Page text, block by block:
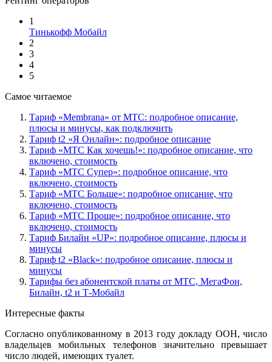
1
Тинькофф Мобайл
2
3
4
5
Самое читаемое
Тариф «Membrana» от МТС: подробное описание,
плюсы и минусы, как подключить
Тариф t2 «Я Онлайн»: подробное описание
Тариф «МТС Как хочешь!»: подробное описание, что
включено, стоимость
Тариф «МТС Супер»: подробное описание, что
включено, стоимость
Тариф «МТС Больше»: подробное описание, что
включено, стоимость
Тариф «МТС Проще»: подробное описание, что
включено, стоимость
Тариф Билайн «UP»: подробное описание, плюсы и
минусы
Тариф t2 «Black»: подробное описание, плюсы и
минусы
Тарифы без абонентской платы от МТС, МегаФон,
Билайн, t2 и Т-Мобайл
Интересные факты
Согласно опубликованному в 2013 году докладу ООН, число
владельцев мобильных телефонов значительно превышает
число людей, имеющих туалет.